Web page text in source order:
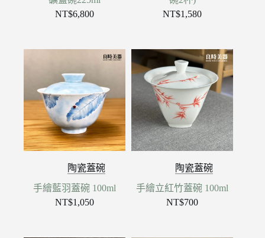
NT$6,800
NT$1,580
陶瓷蓋碗
手繪藍羽蓋碗 100ml
NT$1,050
陶瓷蓋碗
手繪立紅竹蓋碗 100ml
NT$700